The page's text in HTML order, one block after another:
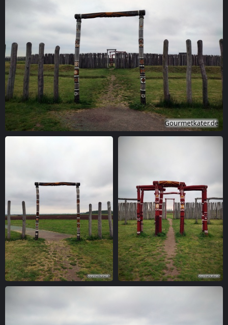
Ringheiligtum Pömmelte, Blick durch das Tor
Ringheiligtum Pömmelte, Tor Ringheiligtum Pömmelte, Tore